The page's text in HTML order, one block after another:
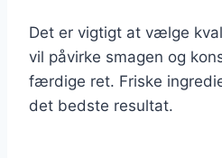
Det er vigtigt at vælge
vil påvirke smagen og
færdige ret. Friske
det bedste resultat.